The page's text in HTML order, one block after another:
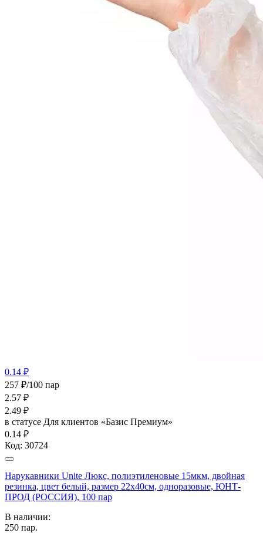
0.14 ₽
257 ₽/100 пар
2.57 ₽
2.49 ₽
в статусе Для клиентов «Базис Премиум»
0.14 ₽
Код: 30724
Нарукавники Unite Люкс, полиэтиленовые 15мкм, двойная
резинка, цвет белый, размер 22х40см, одноразовые, ЮНТ-
ПРОД (РОССИЯ), 100 пар
В наличии:
250 пар.